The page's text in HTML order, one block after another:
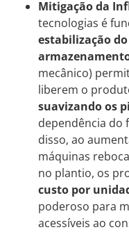
Mitigação da
tecnologias é
estabilização
mecânico)
liberem o
suavizando os
dependência do
disso, ao
máquinas
no plantio, os
custo por
poderoso para
acessíveis ao